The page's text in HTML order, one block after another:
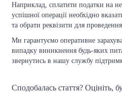
Наприклад, сплатити податки на
успішної операції необхідно
та обрати реквізити для
Ми гарантуємо оперативне
випадку виникнення будь-яких
звернутись в нашу службу
Сподобалась стаття? Оцініть,